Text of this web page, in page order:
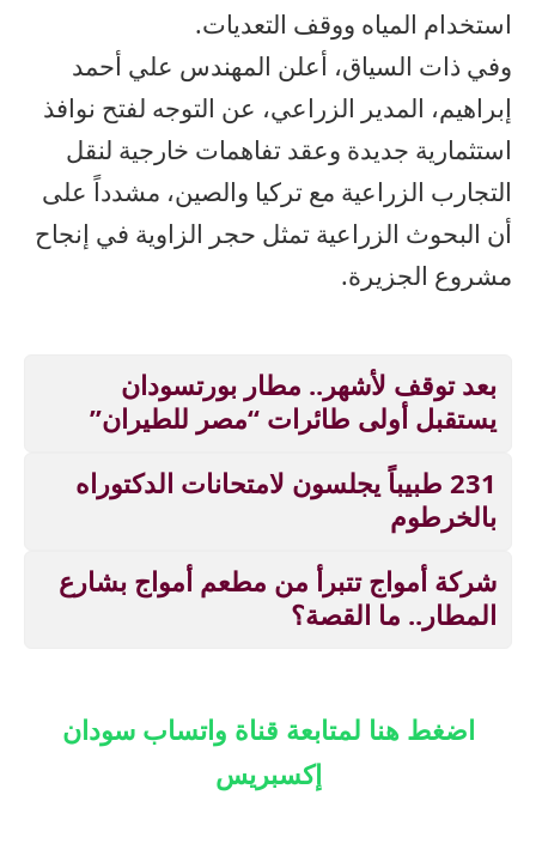
استخدام المياه ووقف التعديات.
وفي ذات السياق، أعلن المهندس علي أحمد
إبراهيم، المدير الزراعي، عن التوجه لفتح نوافذ
استثمارية جديدة وعقد تفاهمات خارجية لنقل
التجارب الزراعية مع تركيا والصين، مشدداً على
أن البحوث الزراعية تمثل حجر الزاوية في إنجاح
مشروع الجزيرة.
بعد توقف لأشهر.. مطار بورتسودان
يستقبل أولى طائرات “مصر للطيران”
231 طبيباً يجلسون لامتحانات الدكتوراه
بالخرطوم
شركة أمواج تتبرأ من مطعم أمواج بشارع
المطار.. ما القصة؟
اضغط هنا لمتابعة قناة واتساب سودان
إكسبريس